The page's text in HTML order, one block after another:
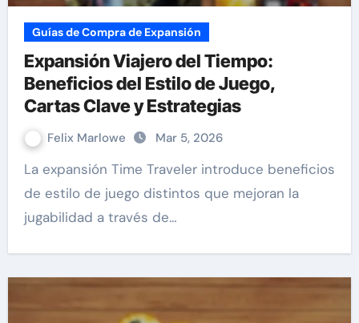
Guías de Compra de Expansión
Expansión Viajero del Tiempo:
Beneficios del Estilo de Juego,
Cartas Clave y Estrategias
Felix Marlowe Mar 5, 2026
La expansión Time Traveler introduce beneficios
de estilo de juego distintos que mejoran la
jugabilidad a través de…